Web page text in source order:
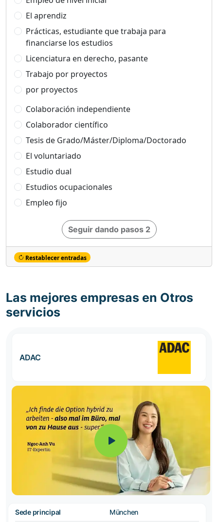
El aprendiz
Prácticas, estudiante que trabaja para
financiarse los estudios
Licenciatura en derecho, pasante
Trabajo por proyectos
por proyectos
Colaboración independiente
Colaborador científico
Tesis de Grado/Máster/Diploma/Doctorado
El voluntariado
Estudio dual
Estudios ocupacionales
Empleo fijo
Seguir dando pasos 2
Restablecer entradas
Las mejores empresas en Otros
servicios
ADAC
Sede principal München